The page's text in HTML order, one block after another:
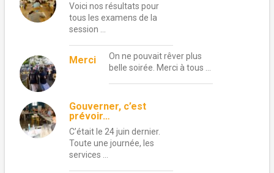
Voici nos résultats pour
tous les examens de la
session …
Merci
On ne pouvait rêver plus
belle soirée. Merci à tous …
Gouverner, c’est
prévoir…
C’était le 24 juin dernier.
Toute une journée, les
services …